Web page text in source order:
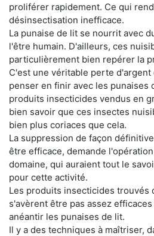
proliférer rapidement. Ce qui
désinsectisation inefficace.
La punaise de lit se nourrit avec
l'être humain. D'ailleurs, ces
particulièrement bien repérer la
C'est une véritable perte d'argent
penser en finir avec les punaises
produits insecticides vendus en
bien savoir que ces insectes
bien plus coriaces que cela.
La suppression de façon
être efficace, demande
domaine, qui auraient tout le
pour cette activité.
Les produits insecticides trouvés
s'avèrent être pas assez
anéantir les punaises de lit.
Il y a des techniques à maîtriser,